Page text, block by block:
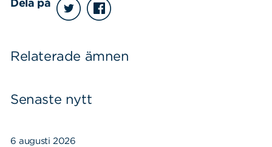
Dela på
Relaterade ämnen
Senaste nytt
6 augusti 2026